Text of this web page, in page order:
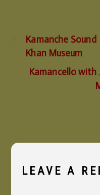
Kamanche
Khan Museum
Kamancello with
LEAVE A